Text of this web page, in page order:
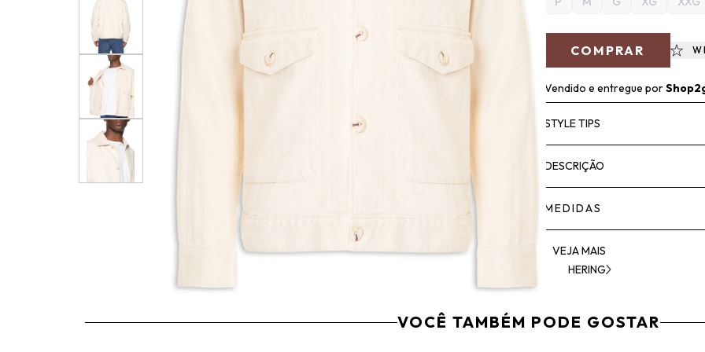
COMPRAR
Vendido e entregue por
STYLE TIPS
DESCRIÇÃO
MEDIDAS
VEJA MAIS
HERING
VOCÊ TAMBÉM PODE GOSTAR